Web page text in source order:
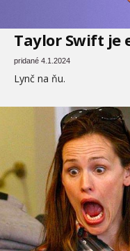
Taylor Swift je
pridané 4.1.2024
Lynč na ňu.